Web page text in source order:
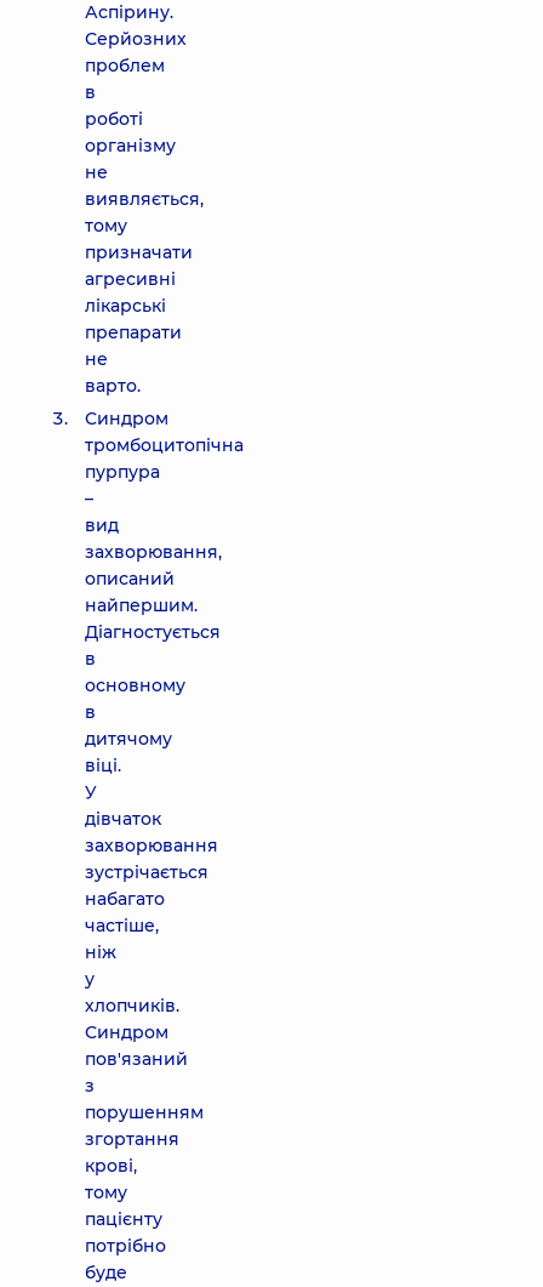
Аспірину.
Серйозних
проблем
в
роботі
організму
не
виявляється,
тому
призначати
агресивні
лікарські
препарати
не
варто.
Синдром
тромбоцитопічна
пурпура
–
вид
захворювання,
описаний
найпершим.
Діагностується
в
основному
в
дитячому
віці.
У
дівчаток
захворювання
зустрічається
набагато
частіше,
ніж
у
хлопчиків.
Синдром
пов'язаний
з
порушенням
згортання
крові,
тому
пацієнту
потрібно
буде